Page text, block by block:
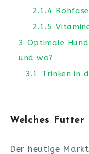
2.1.4
2.1.5
3 Optimale
und wo?
3.1
Trinken in
Welches Futter
Der heutige